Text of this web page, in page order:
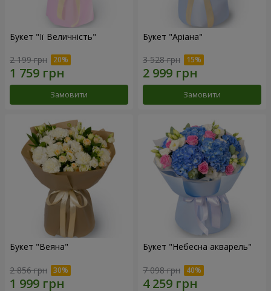
Букет "Її Величність"
2 199 грн
Замовити
Букет "Аріана"
3 528 грн
Замовити
Букет "Веяна"
2 856 грн
Букет "Небесна акварель"
7 098 грн